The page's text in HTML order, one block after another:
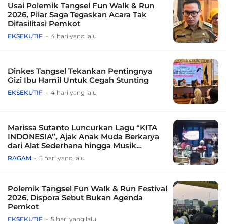
Usai Polemik Tangsel Fun Walk & Run
2026, Pilar Saga Tegaskan Acara Tak
Difasilitasi Pemkot
EKSEKUTIF 4 hari yang lalu
Dinkes Tangsel Tekankan Pentingnya
Gizi Ibu Hamil Untuk Cegah Stunting
EKSEKUTIF 4 hari yang lalu
Marissa Sutanto Luncurkan Lagu “KITA
INDONESIA”, Ajak Anak Muda Berkarya
dari Alat Sederhana hingga Musik
Tradisional
RAGAM 5 hari yang lalu
Polemik Tangsel Fun Walk & Run Festival
2026, Dispora Sebut Bukan Agenda
Pemkot
EKSEKUTIF 5 hari yang lalu